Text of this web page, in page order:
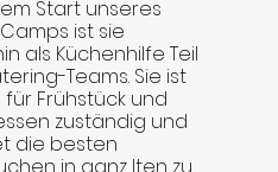
Start unseres
ist sie
als Küchenhilfe Teil
Teams. Sie ist
für Frühstück und
zuständig und
die besten